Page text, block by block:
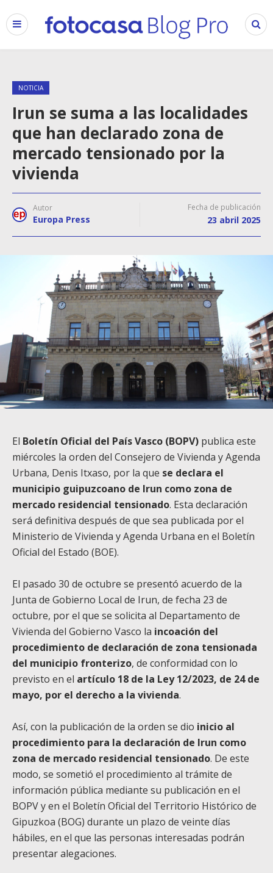
NOTICIA
Irun se suma a las localidades
que han declarado zona de
mercado tensionado por la
vivienda
Autor
Europa Press
Fecha de publicación
23 abril 2025
El Boletín Oficial del País Vasco (BOPV) publica este
miércoles la orden del Consejero de Vivienda y Agenda
Urbana, Denis Itxaso, por la que se declara el
municipio guipuzcoano de Irun como zona de
mercado residencial tensionado. Esta declaración
será definitiva después de que sea publicada por el
Ministerio de Vivienda y Agenda Urbana en el Boletín
Oficial del Estado (BOE).
El pasado 30 de octubre se presentó acuerdo de la
Junta de Gobierno Local de Irun, de fecha 23 de
octubre, por el que se solicita al Departamento de
Vivienda del Gobierno Vasco la incoación del
procedimiento de declaración de zona tensionada
del municipio fronterizo, de conformidad con lo
previsto en el artículo 18 de la Ley 12/2023, de 24 de
mayo, por el derecho a la vivienda.
Así, con la publicación de la orden se dio inicio al
procedimiento para la declaración de Irun como
zona de mercado residencial tensionado. De este
modo, se sometió el procedimiento al trámite de
información pública mediante su publicación en el
BOPV y en el Boletín Oficial del Territorio Histórico de
Gipuzkoa (BOG) durante un plazo de veinte días
hábiles, en el que las personas interesadas podrán
presentar alegaciones.